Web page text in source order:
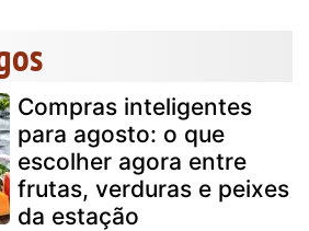
Compras inteligentes
para agosto: o que
escolher agora entre
frutas, verduras e peixes
da estação